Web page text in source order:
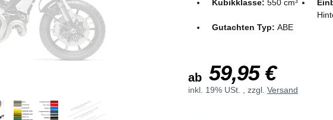
Kubikklasse: 550 cm³
Gutachten Typ: ABE
ab 59,95 €
inkl. 19% USt. , zzgl. Versand